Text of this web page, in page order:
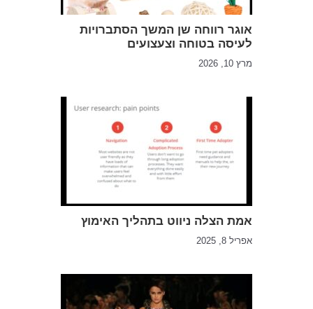
אוגר רווחה שן המשך הסתברויות
לעיסה בטוחה וצעצועים
מרץ 10, 2026
אמת הצלה ניווט בתהליך האימוץ
אפריל 8, 2025